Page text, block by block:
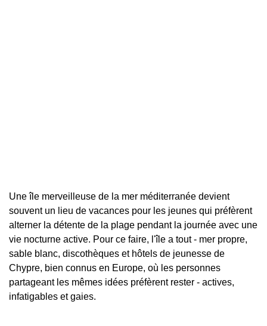
Une île merveilleuse de la mer méditerranée devient
souvent un lieu de vacances pour les jeunes qui préfèrent
alterner la détente de la plage pendant la journée avec une
vie nocturne active. Pour ce faire, l'île a tout - mer propre,
sable blanc, discothèques et hôtels de jeunesse de
Chypre, bien connus en Europe, où les personnes
partageant les mêmes idées préfèrent rester - actives,
infatigables et gaies.